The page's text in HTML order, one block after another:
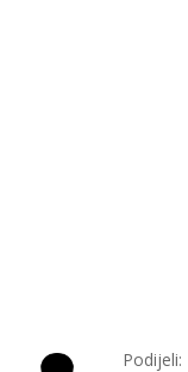
Podijeli: